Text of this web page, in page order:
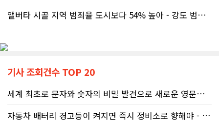
앨버타 시골 지역 범죄율 도시보다 54% 높아 - 강도 범죄는 도시가 ..
기사 조회건수 TOP 20
세계 최초로 문자와 숫자의 비밀 발견으로 새로운 영문법을 발명한 임성빈..
자동차 배터리 경고등이 켜지면 즉시 정비소로 향해야 - 주행중 차량 갑..